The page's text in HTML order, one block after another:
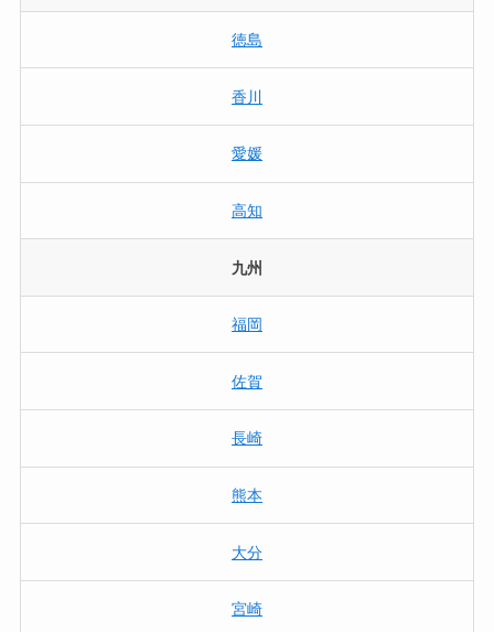
徳島
香川
愛媛
高知
九州
福岡
佐賀
長崎
熊本
大分
宮崎